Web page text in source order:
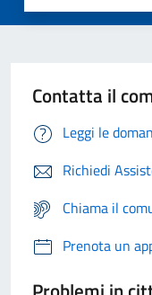
Contatta il
Leggi le
Richiedi
Chiama il
Prenota un